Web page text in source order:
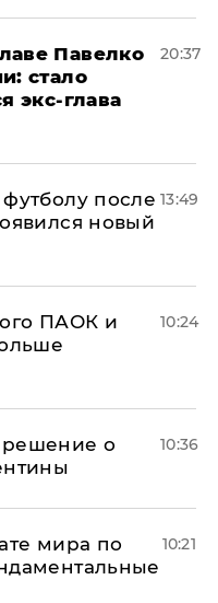
Павелко
стало
экс-глава
20:37
после
новый
13:49
ПАОК и
10:24
о
10:36
мира по
10:21